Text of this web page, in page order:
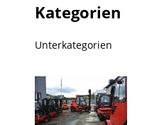
Kategorien
Unterkategorien